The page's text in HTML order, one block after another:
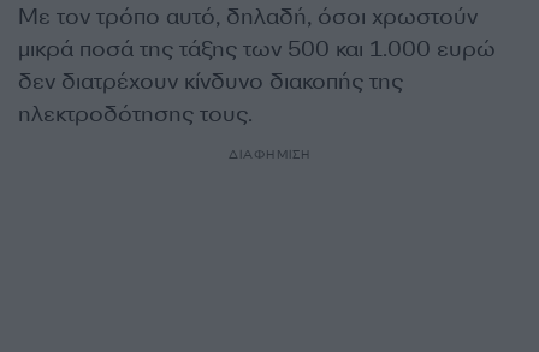
Με τον τρόπο αυτό, δηλαδή, όσοι χρωστούν
μικρά ποσά της τάξης των 500 και 1.000 ευρώ
δεν διατρέχουν κίνδυνο διακοπής της
ηλεκτροδότησης τους.
ΔΙΑΦΗΜΙΣΗ